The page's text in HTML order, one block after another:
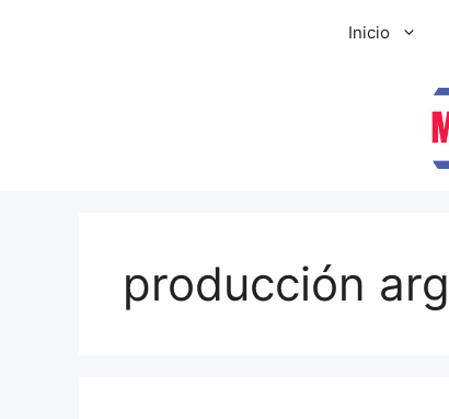
Inicio
producción